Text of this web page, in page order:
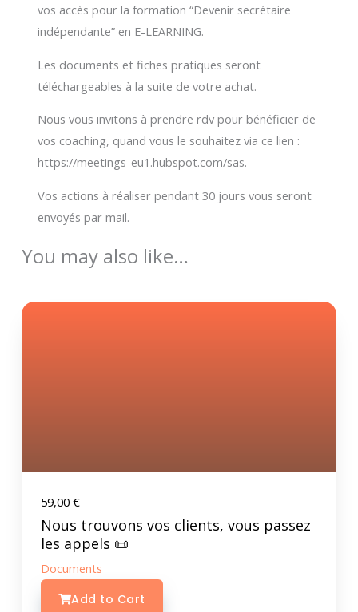
vos accès pour la formation “Devenir secrétaire
indépendante” en E-LEARNING.
Les documents et fiches pratiques seront
téléchargeables à la suite de votre achat.
Nous vous invitons à prendre rdv pour bénéficier de
vos coaching, quand vous le souhaitez via ce lien :
https://meetings-eu1.hubspot.com/sas.
Vos actions à réaliser pendant 30 jours vous seront
envoyés par mail.
You may also like…
59,00 €
Nous trouvons vos clients, vous passez
les appels 📜
Documents
Add to Cart